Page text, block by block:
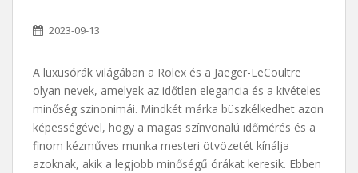
2023-09-13
A luxusórák világában a Rolex és a Jaeger-LeCoultre
olyan nevek, amelyek az időtlen elegancia és a kivételes
minőség szinonimái. Mindkét márka büszkélkedhet azon
képességével, hogy a magas színvonalú időmérés és a
finom kézműves munka mesteri ötvözetét kínálja
azoknak, akik a legjobb minőségű órákat keresik. Ebben